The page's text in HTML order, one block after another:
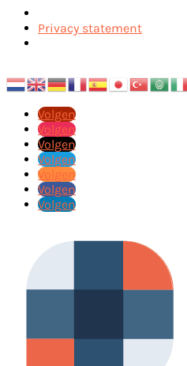
Privacy statement
Volgen
Volgen
Volgen
Volgen
Volgen
Volgen
Volgen